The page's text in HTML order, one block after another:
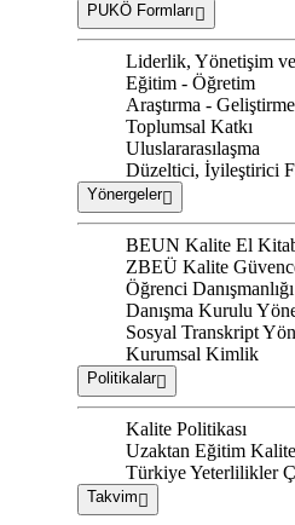
PUKÖ Formları
Liderlik, Yönetişim
Eğitim - Öğretim
Araştırma - Geliştirme
Toplumsal Katkı
Uluslararasılaşma
Düzeltici, İyileştirici
Yönergeler
BEUN Kalite El
ZBEÜ Kalite
Öğrenci
Danışma Kurulu
Sosyal Transkript
Kurumsal Kimlik
Politikalar
Kalite Politikası
Uzaktan Eğitim
Türkiye Yeterlilikler
Takvim